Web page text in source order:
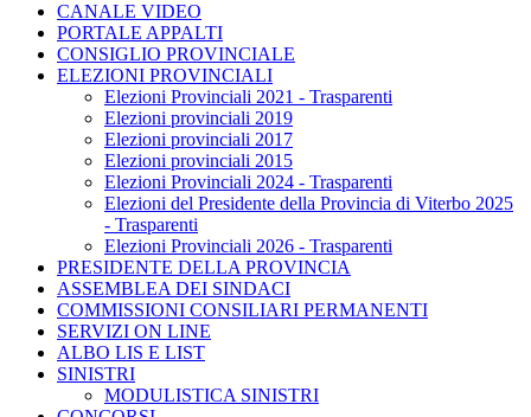
CANALE VIDEO
PORTALE APPALTI
CONSIGLIO PROVINCIALE
ELEZIONI PROVINCIALI
Elezioni Provinciali 2021 - Trasparenti
Elezioni provinciali 2019
Elezioni provinciali 2017
Elezioni provinciali 2015
Elezioni Provinciali 2024 - Trasparenti
Elezioni del Presidente della Provincia di Viterbo 2025
- Trasparenti
Elezioni Provinciali 2026 - Trasparenti
PRESIDENTE DELLA PROVINCIA
ASSEMBLEA DEI SINDACI
COMMISSIONI CONSILIARI PERMANENTI
SERVIZI ON LINE
ALBO LIS E LIST
SINISTRI
MODULISTICA SINISTRI